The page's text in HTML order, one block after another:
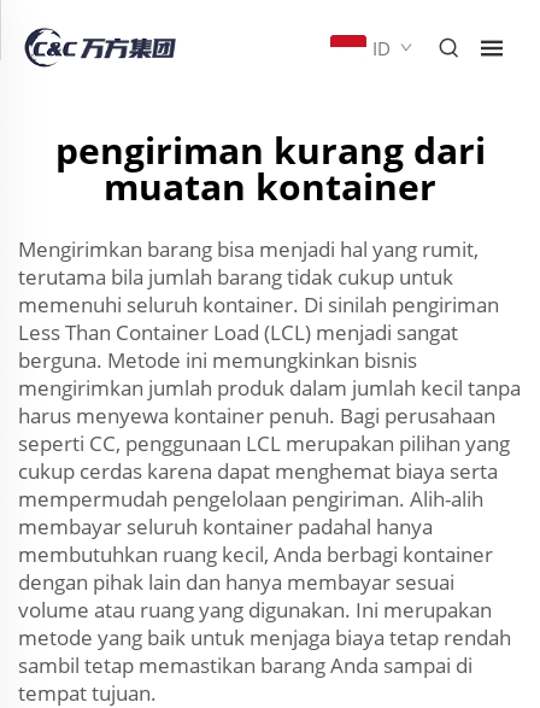
ID
pengiriman kurang dari
muatan kontainer
Mengirimkan barang bisa menjadi hal yang rumit,
terutama bila jumlah barang tidak cukup untuk
memenuhi seluruh kontainer. Di sinilah pengiriman
Less Than Container Load (LCL) menjadi sangat
berguna. Metode ini memungkinkan bisnis
mengirimkan jumlah produk dalam jumlah kecil tanpa
harus menyewa kontainer penuh. Bagi perusahaan
seperti CC, penggunaan LCL merupakan pilihan yang
cukup cerdas karena dapat menghemat biaya serta
mempermudah pengelolaan pengiriman. Alih-alih
membayar seluruh kontainer padahal hanya
membutuhkan ruang kecil, Anda berbagi kontainer
dengan pihak lain dan hanya membayar sesuai
volume atau ruang yang digunakan. Ini merupakan
metode yang baik untuk menjaga biaya tetap rendah
sambil tetap memastikan barang Anda sampai di
tempat tujuan.